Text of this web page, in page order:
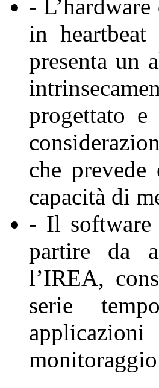
-
in
presenta un
progettato
che
capacità di
- Il software
partire da
l’IREA,
serie